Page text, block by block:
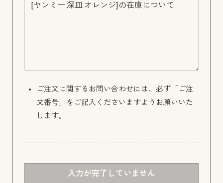
ご注文に関するお問い合わせには、必ず「ご注
文番号」をご記入くださいますようお願いいた
します。
入力が完了していません